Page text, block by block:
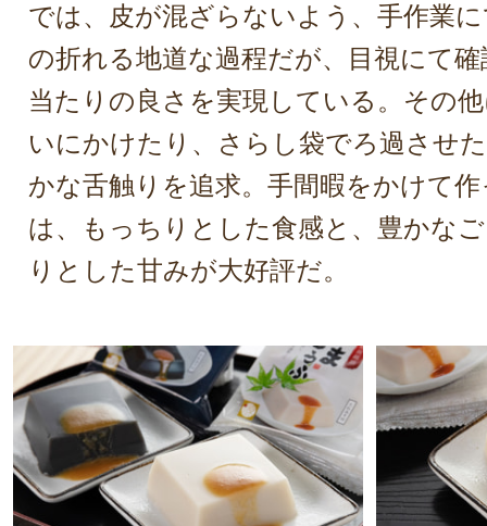
では、皮が混ざらないよう、手作業
の折れる地道な過程だが、目視にて
当たりの良さを実現している。その
いにかけたり、さらし袋でろ過させ
かな舌触りを追求。手間暇をかけて
は、もっちりとした食感と、豊かな
りとした甘みが大好評だ。